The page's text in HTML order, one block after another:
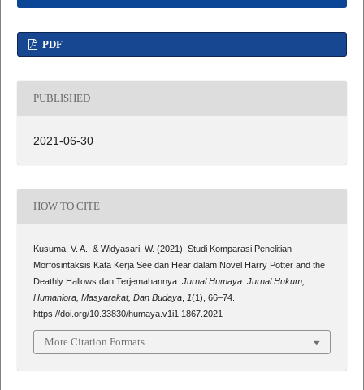
PDF
PUBLISHED
2021-06-30
HOW TO CITE
Kusuma, V. A., & Widyasari, W. (2021). Studi Komparasi Penelitian
Morfosintaksis Kata Kerja See dan Hear dalam Novel Harry Potter and the
Deathly Hallows dan Terjemahannya. Jurnal Humaya: Jurnal Hukum,
Humaniora, Masyarakat, Dan Budaya, 1(1), 66–74.
https://doi.org/10.33830/humaya.v1i1.1867.2021
More Citation Formats